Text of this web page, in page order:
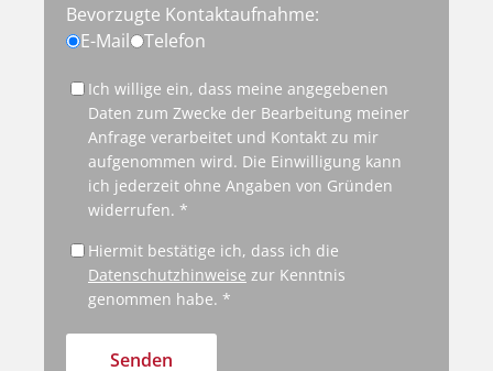
Bevorzugte Kontaktaufnahme:
E-Mail
Telefon
Ich willige ein, dass meine angegebenen
Daten zum Zwecke der Bearbeitung meiner
Anfrage verarbeitet und Kontakt zu mir
aufgenommen wird. Die Einwilligung kann
ich jederzeit ohne Angaben von Gründen
widerrufen. *
Hiermit bestätige ich, dass ich die
Datenschutzhinweise zur Kenntnis
genommen habe. *
Senden